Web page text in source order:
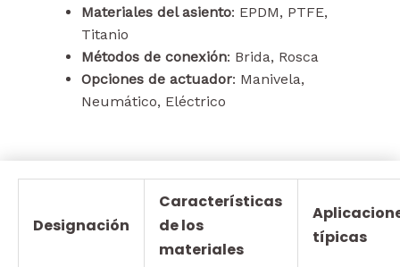
Materiales del asiento: EPDM, PTFE,
Titanio
Métodos de conexión: Brida, Rosca
Opciones de actuador: Manivela,
Neumático, Eléctrico
Designación
Características
de los
materiales
típicas